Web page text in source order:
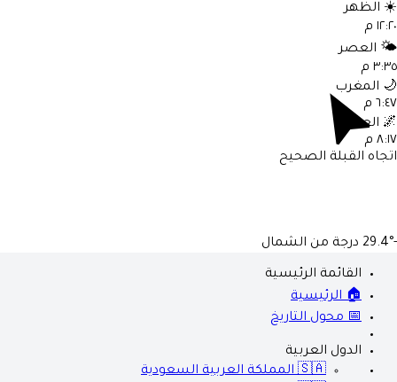
☀️ الظهر
١٢:٢٠ م
🌤️ العصر
٣:٣٥ م
🌙 المغرب
٦:٤٧ م
🌌 العشاء
٨:١٧ م
اتجاه القبلة الصحيح
-29.4° درجة من الشمال
القائمة الرئيسية
🏠 الرئيسية
📅 محول التاريخ
الدول العربية
🇸🇦 المملكة العربية السعودية